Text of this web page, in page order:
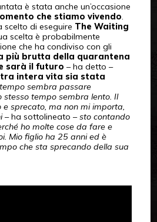
è stata anche un’occasione
che stiamo vivendo
scelto di eseguire The Waiting
scelta è probabilmente
che ha condiviso con gli
più brutta della quarantena
sarà il futuro – ha detto –
intera vita sia stata
sembra passare
stesso tempo sembra lento. Il
sprecato, ma non mi importa,
– ha sottolineato –sto contando
ho molte cose da fare e
Mio figlio ha 25 anni ed è
che sta sprecando della sua